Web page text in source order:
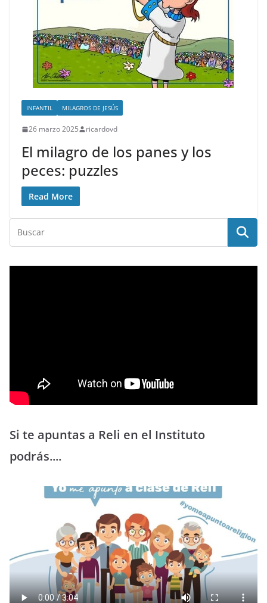
INFANTIL MILAGROS DE JESÚS
26 marzo 2025 ricardovd
El milagro de los panes y los
peces: puzzles
Read More
Si te apuntas a Reli en el Instituto
podrás....